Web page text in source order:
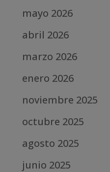
mayo 2026
abril 2026
marzo 2026
enero 2026
noviembre 2025
octubre 2025
agosto 2025
junio 2025